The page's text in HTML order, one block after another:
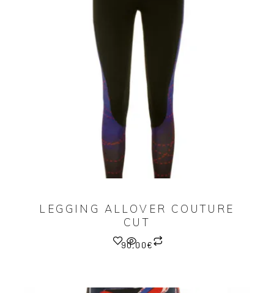
LEGGING ALLOVER COUTURE
CUT
90,00€